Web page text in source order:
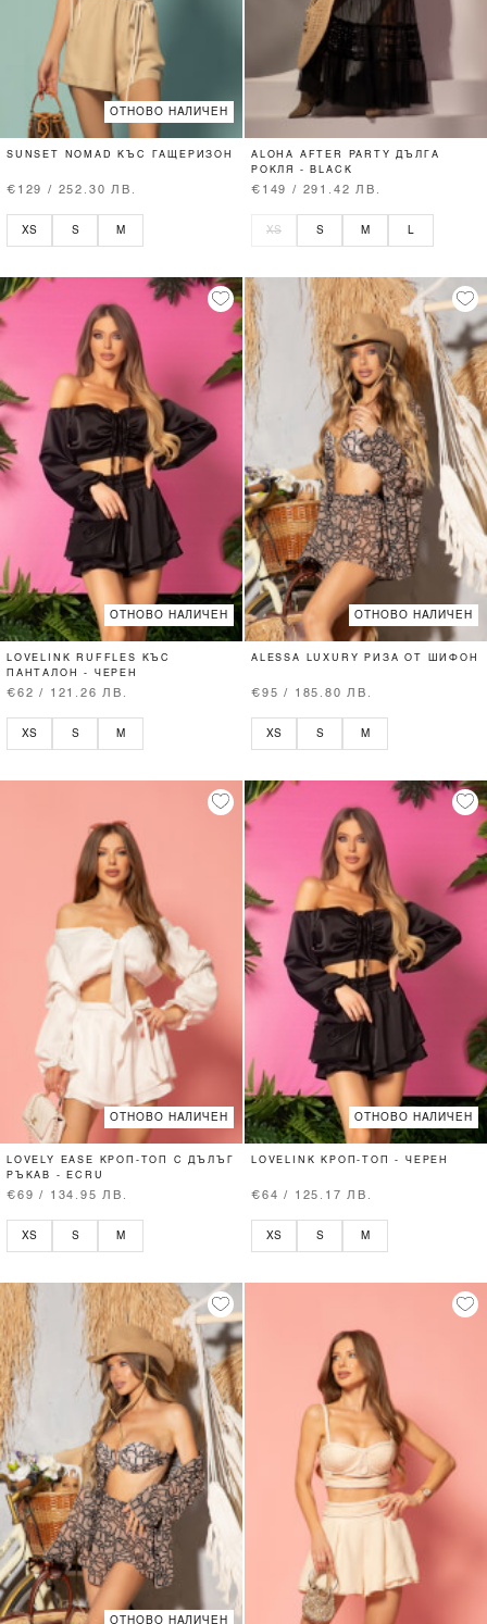
ОТНОВО НАЛИЧЕН
SUNSET NOMAD КЪС ГАЩЕРИЗОН
€129 / 252.30 ЛВ.
XS S M
ALOHA AFTER PARTY ДЪЛГА
РОКЛЯ - BLACK
€149 / 291.42 ЛВ.
XS S M L
ОТНОВО НАЛИЧЕН
LOVELINK RUFFLES КЪС
ПАНТАЛОН - ЧЕРЕН
€62 / 121.26 ЛВ.
XS S M
ОТНОВО НАЛИЧЕН
ALESSA LUXURY РИЗА ОТ ШИФОН
€95 / 185.80 ЛВ.
XS S M
ОТНОВО НАЛИЧЕН
LOVELY EASE КРОП-ТОП С ДЪЛЪГ
РЪКАВ - ECRU
€69 / 134.95 ЛВ.
XS S M
ОТНОВО НАЛИЧЕН
LOVELINK КРОП-ТОП - ЧЕРЕН
€64 / 125.17 ЛВ.
XS S M
ОТНОВО НАЛИЧЕН